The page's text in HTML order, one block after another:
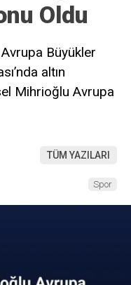
Oldu
Büyükler
altın
Mihrioğlu Avrupa
TÜM YAZILARI
Spor